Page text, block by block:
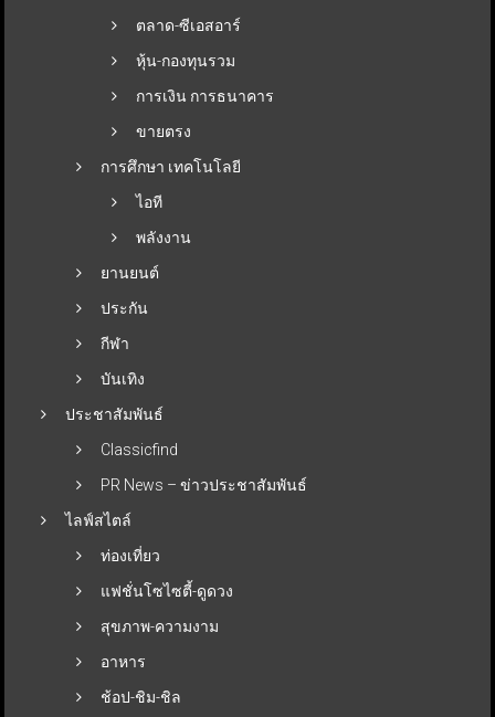
ตลาด-ซีเอสอาร์
หุ้น-กองทุนรวม
การเงิน การธนาคาร
ขายตรง
การศึกษา เทคโนโลยี
ไอที
พลังงาน
ยานยนต์
ประกัน
กีฬา
บันเทิง
ประชาสัมพันธ์
Classicfind
PR News – ข่าวประชาสัมพันธ์
ไลฟ์สไตล์
ท่องเที่ยว
แฟชั่นโซไซตี้-ดูดวง
สุขภาพ-ความงาม
อาหาร
ช้อป-ชิม-ชิล